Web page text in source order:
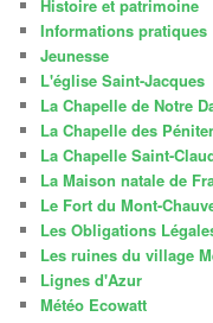
Histoire et patrimoine
Informations pratiques
Jeunesse
L'église Saint-Jacques
La Chapelle de Notre
La Chapelle des
La Chapelle Saint-
La Maison natale de
Le Fort du Mont-
Les Obligations
Les ruines du village
Lignes d'Azur
Météo Ecowatt